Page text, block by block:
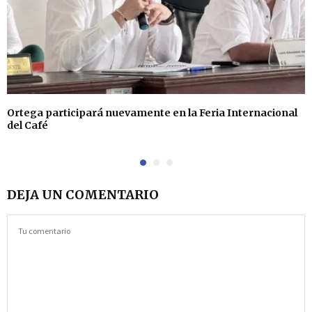
Ortega participará nuevamente en la Feria Internacional
del Café
DEJA UN COMENTARIO